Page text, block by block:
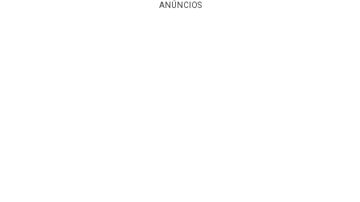
ANÚNCIOS